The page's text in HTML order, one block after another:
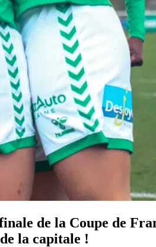
de la Coupe de
la capitale !